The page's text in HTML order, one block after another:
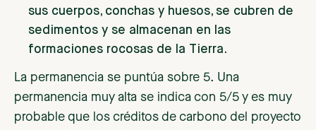
sus cuerpos, conchas y huesos, se cubren de
sedimentos y se almacenan en las
formaciones rocosas de la Tierra.
La permanencia se puntúa sobre 5. Una
permanencia muy alta se indica con 5/5 y es muy
probable que los créditos de carbono del proyecto